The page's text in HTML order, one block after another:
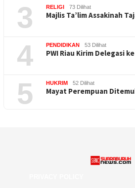
3 RELIGI 73 Dilihat
Majlis Ta’lim Assakinah
4 PENDIDIKAN 53 Dilihat
PWI Riau Kirim Delegasi
5 HUKRIM 52 Dilihat
Mayat Perempuan